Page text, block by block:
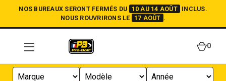
NOS BUREAUX SERONT FERMÉS DU 10 AU 14 AOÛT
INCLUS.
NOUS ROUVRIRONS LE
17 AOÛT .
0